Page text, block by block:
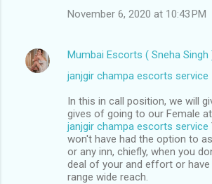
e
November 6, 2020 at 10:43 PM
Mumbai Escorts ( Sneha Singh
janjgir champa escorts service
In this in call position, we will
gives of going to our Female
janjgir champa escorts service
won't have had the option to
or any inn, chiefly, when you
deal of your and effort or have
range wide reach.